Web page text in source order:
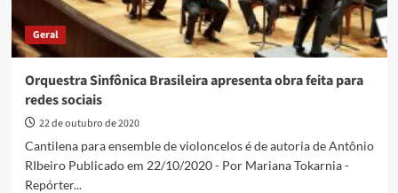
Geral
Orquestra Sinfônica Brasileira apresenta obra feita para
redes sociais
22 de outubro de 2020
Cantilena para ensemble de violoncelos é de autoria de Antônio
RIbeiro Publicado em 22/10/2020 - Por Mariana Tokarnia -
Repórter...